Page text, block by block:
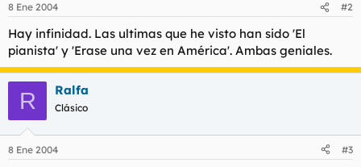
8 Ene 2004 #2
Hay infinidad. Las ultimas que he visto han sido 'El
pianista' y 'Erase una vez en América'. Ambas geniales.
R Ralfa
Clásico
8 Ene 2004 #3